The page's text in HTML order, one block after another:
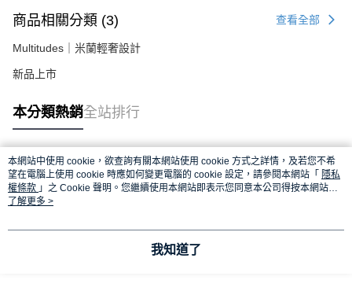
商品相關分類 (3) 查看全部
Multitudes｜米蘭輕奢設計
新品上市
本分類熱銷全站排行
熱門標籤
本網站中使用 cookie，欲查詢有關本網站使用 cookie 方式之詳情，及若您不希
望在電腦上使用 cookie 時應如何變更電腦的 cookie 設定，請參閱本網站「 隱私
權條款 」之 Cookie 聲明。您繼續使用本網站即表示您同意本公司得按本網站使
用條款之 Cookie 聲明使用 cookie。
了解更多 >
我知道了